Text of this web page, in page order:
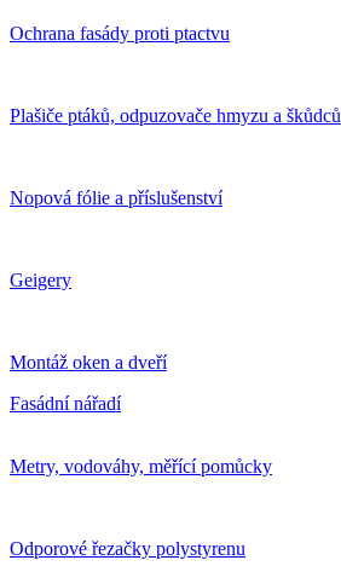
Ochrana fasády proti ptactvu
Plašiče ptáků, odpuzovače hmyzu a škůdců
Nopová fólie a příslušenství
Geigery
Montáž oken a dveří
Fasádní nářadí
Metry, vodováhy, měřící pomůcky
Odporové řezačky polystyrenu